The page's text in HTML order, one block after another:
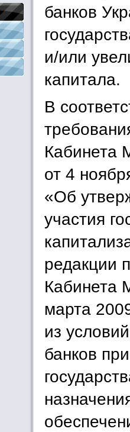
банков
и/или
капитала.
В
Кабинета
от 4
«Об
участия
редакции
Кабинета
марта
из
банков